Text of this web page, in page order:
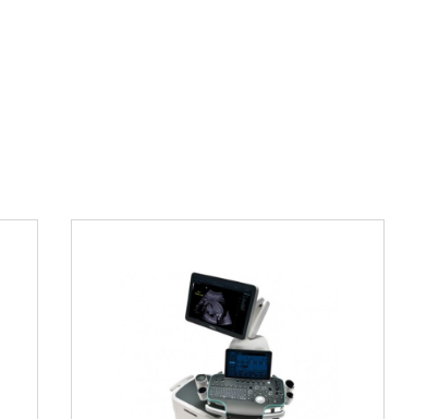
лечебного учреждения
ошибок благодаря